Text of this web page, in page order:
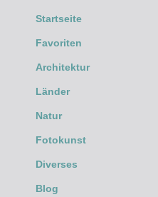
Startseite
Favoriten
Architektur
Länder
Natur
Fotokunst
Diverses
Blog